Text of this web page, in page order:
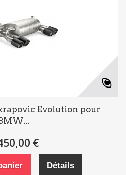
Evolution pour
€
Détails